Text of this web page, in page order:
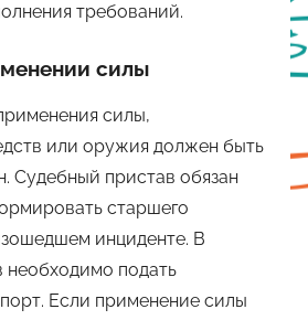
требований.
силы
силы,
или оружия должен быть
Судебный пристав обязан
старшего
инциденте. В
необходимо подать
Если применение силы